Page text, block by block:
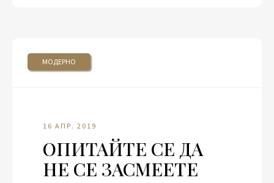
МОДЕРНО
16 АПР. 2019
ОПИТАЙТЕ СЕ ДА
НЕ СЕ ЗАСМЕЕТЕ